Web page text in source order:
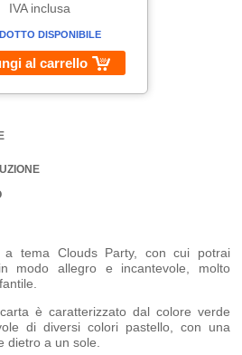
IVA inclusa
DISPONIBILE
al carrello
a tema Clouds Party, con cui potrai
modo allegro e incantevole, molto
è caratterizzato dal colore verde
di diversi colori pastello, con una
dietro a un sole.